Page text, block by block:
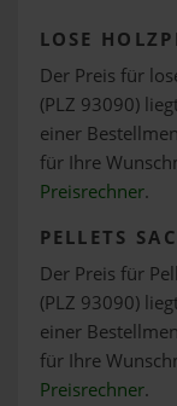
LOSE
Der Preis für
(PLZ 93090)
einer
für Ihre
Preisrechner.
PELLETS
Der Preis für
(PLZ 93090)
einer
für Ihre
Preisrechner.